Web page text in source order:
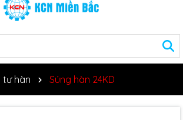
tư hàn Súng hàn 24KD